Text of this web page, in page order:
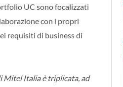
UC sono focalizzati
con i propri
requisiti di business di
Mitel Italia è triplicata, ad